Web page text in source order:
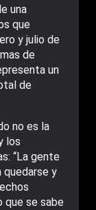
una
que
y julio de
de
un
de
no es la
los
“La gente
y
que se sabe